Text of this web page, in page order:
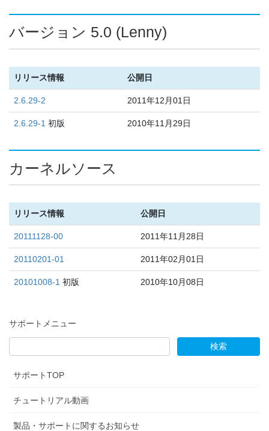
バージョン 5.0 (Lenny)
リリース情報 公開日
2.6.29-2 2011年12月01日
2.6.29-1 初版 2010年11月29日
カーネルソース
リリース情報 公開日
20111128-00 2011年11月28日
20110201-01 2011年02月01日
20101008-1 初版 2010年10月08日
サポートメニュー
サポートTOP
チュートリアル動画
製品・サポートに関するお知らせ